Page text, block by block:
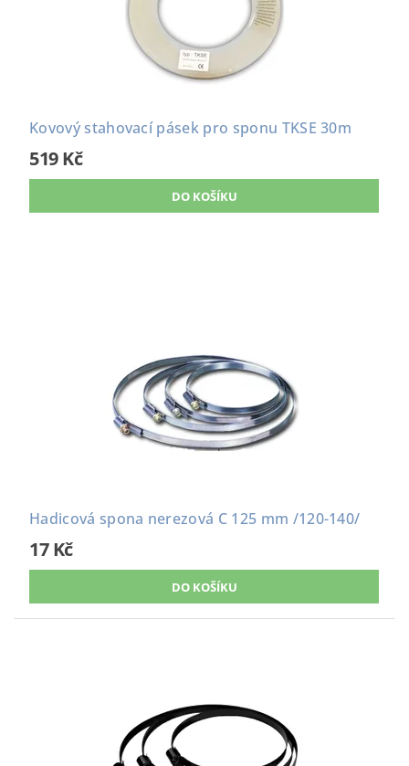
Kovový stahovací pásek pro sponu TKSE 30m
519 Kč
Hadicová spona nerezová C 125 mm /120-140/
17 Kč